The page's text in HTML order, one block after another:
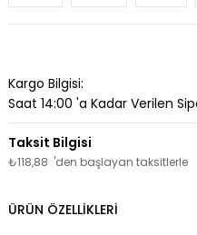
Kargo Bilgisi:
Saat 14:00 'a Kadar Verilen
₺118,88 'den başlayan taksitlerle
ÜRÜN ÖZELLIKLERI